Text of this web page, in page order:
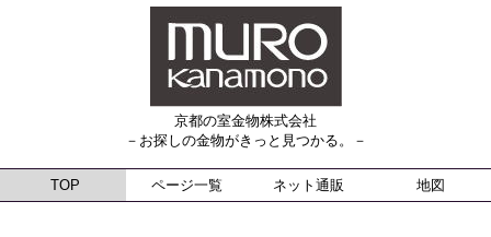
京都の室金物株式会社
－お探しの金物がきっと見つかる。－
TOP ページ一覧 ネット通販 地図